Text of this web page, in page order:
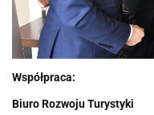
Współpraca:
Biuro Rozwoju Turystyki